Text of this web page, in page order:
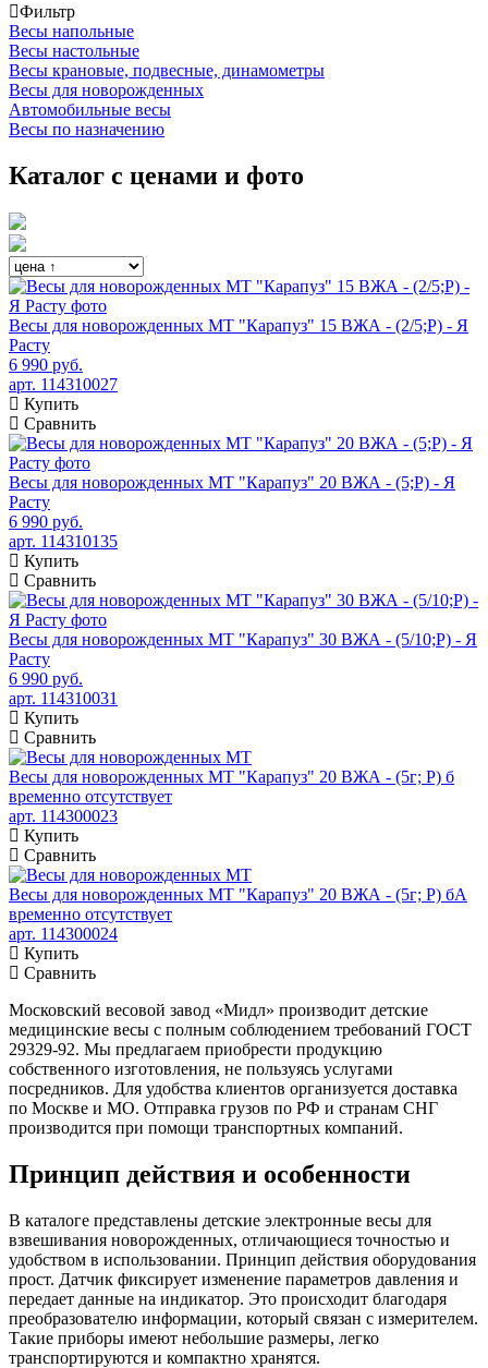
Фильтр
Весы напольные
Весы настольные
Весы крановые, подвесные, динамометры
Весы для новорожденных
Автомобильные весы
Весы по назначению
Каталог с ценами и фото
Весы для новорожденных МТ "Карапуз" 15 ВЖА - (2/5;Р) - Я
Расту
6 990 руб.
арт. 114310027
Купить
Сравнить
Весы для новорожденных МТ "Карапуз" 20 ВЖА - (5;Р) - Я
Расту
6 990 руб.
арт. 114310135
Купить
Сравнить
Весы для новорожденных МТ "Карапуз" 30 ВЖА - (5/10;Р) - Я
Расту
6 990 руб.
арт. 114310031
Купить
Сравнить
Весы для новорожденных МТ "Карапуз" 20 ВЖА - (5г; Р) б
временно отсутствует
арт. 114300023
Купить
Сравнить
Весы для новорожденных МТ "Карапуз" 20 ВЖА - (5г; Р) бА
временно отсутствует
арт. 114300024
Купить
Сравнить
Московский весовой завод «Мидл» производит детские
медицинские весы с полным соблюдением требований ГОСТ
29329-92. Мы предлагаем приобрести продукцию
собственного изготовления, не пользуясь услугами
посредников. Для удобства клиентов организуется доставка
по Москве и МО. Отправка грузов по РФ и странам СНГ
производится при помощи транспортных компаний.
Принцип действия и особенности
В каталоге представлены детские электронные весы для
взвешивания новорожденных, отличающиеся точностью и
удобством в использовании. Принцип действия оборудования
прост. Датчик фиксирует изменение параметров давления и
передает данные на индикатор. Это происходит благодаря
преобразователю информации, который связан с измерителем.
Такие приборы имеют небольшие размеры, легко
транспортируются и компактно хранятся.